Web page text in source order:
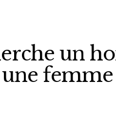
un
une femme